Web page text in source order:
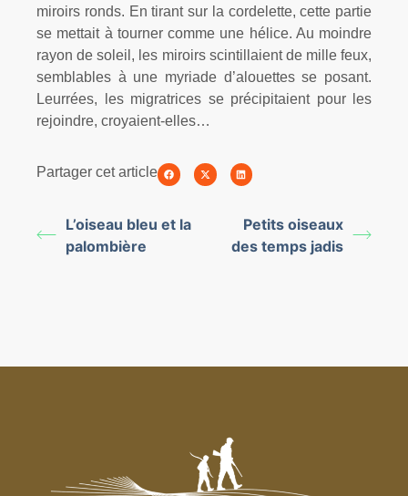
miroirs ronds. En tirant sur la cordelette, cette partie
se mettait à tourner comme une hélice. Au moindre
rayon de soleil, les miroirs scintillaient de mille feux,
semblables à une myriade d’alouettes se posant.
Leurrées, les migratrices se précipitaient pour les
rejoindre, croyaient-elles…
Partager cet article
L’oiseau bleu et la
palombière
Petits oiseaux
des temps jadis